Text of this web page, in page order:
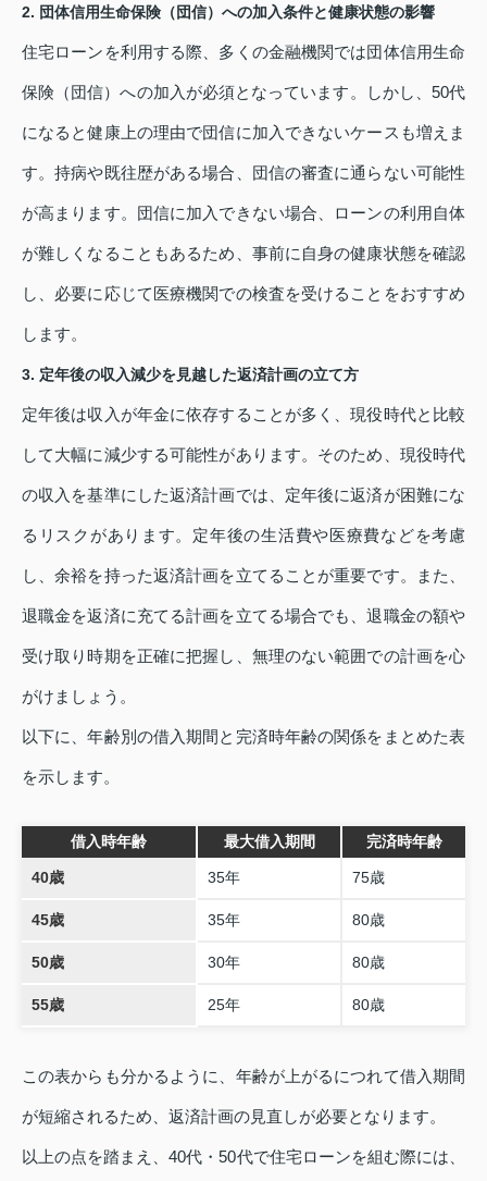
2. 団体信用生命保険（団信）への加入条件と健康状態の影響
住宅ローンを利用する際、多くの金融機関では団体信用生命
保険（団信）への加入が必須となっています。しかし、50代
になると健康上の理由で団信に加入できないケースも増えま
す。持病や既往歴がある場合、団信の審査に通らない可能性
が高まります。団信に加入できない場合、ローンの利用自体
が難しくなることもあるため、事前に自身の健康状態を確認
し、必要に応じて医療機関での検査を受けることをおすすめ
します。
3. 定年後の収入減少を見越した返済計画の立て方
定年後は収入が年金に依存することが多く、現役時代と比較
して大幅に減少する可能性があります。そのため、現役時代
の収入を基準にした返済計画では、定年後に返済が困難にな
るリスクがあります。定年後の生活費や医療費などを考慮
し、余裕を持った返済計画を立てることが重要です。また、
退職金を返済に充てる計画を立てる場合でも、退職金の額や
受け取り時期を正確に把握し、無理のない範囲での計画を心
がけましょう。
以下に、年齢別の借入期間と完済時年齢の関係をまとめた表
を示します。
借入時年齢 最大借入期間 完済時年齢
40歳 35年 75歳
45歳 35年 80歳
50歳 30年 80歳
55歳 25年 80歳
この表からも分かるように、年齢が上がるにつれて借入期間
が短縮されるため、返済計画の見直しが必要となります。
以上の点を踏まえ、40代・50代で住宅ローンを組む際には、